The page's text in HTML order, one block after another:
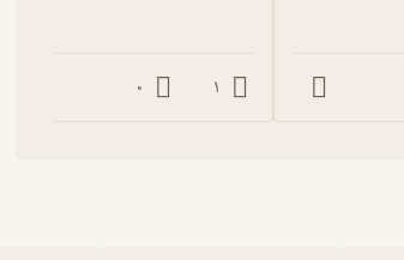
1
0